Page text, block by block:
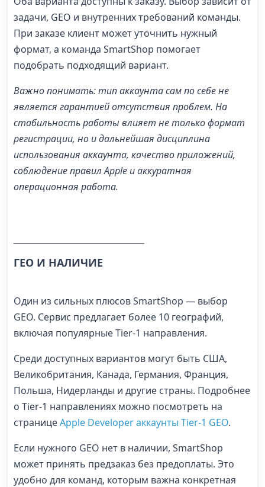
задачи, GEO и внутренних требований команды.
При заказе клиент может уточнить нужный
формат, а команда SmartShop помогает
подобрать подходящий вариант.
Важно понимать: тип аккаунта сам по себе не
является гарантией отсутствия проблем. На
стабильность работы влияет не только формат
регистрации, но и дальнейшая дисциплина
использования аккаунта, качество приложений,
соблюдение правил Apple и аккуратная
операционная работа.
─────────────────
ГЕО И НАЛИЧИЕ
Один из сильных плюсов SmartShop — выбор
GEO. Сервис предлагает более 10 географий,
включая популярные Tier-1 направления.
Среди доступных вариантов могут быть США,
Великобритания, Канада, Германия, Франция,
Польша, Нидерланды и другие страны. Подробнее
о Tier-1 направлениях можно посмотреть на
страницеApple Developer аккаунты Tier-1 GEO.
Если нужного GEO нет в наличии, SmartShop
может принять предзаказ без предоплаты. Это
удобно для команд, которым важна конкретная